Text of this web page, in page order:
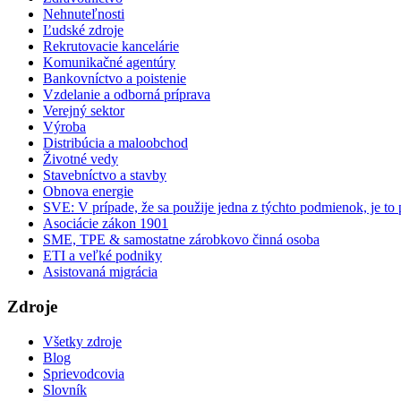
Nehnuteľnosti
Ľudské zdroje
Rekrutovacie kancelárie
Komunikačné agentúry
Bankovníctvo a poistenie
Vzdelanie a odborná príprava
Verejný sektor
Výroba
Distribúcia a maloobchod
Životné vedy
Stavebníctvo a stavby
Obnova energie
SVE: V prípade, že sa použije jedna z týchto podmienok, je to
Asociácie zákon 1901
SME, TPE & samostatne zárobkovo činná osoba
ETI a veľké podniky
Asistovaná migrácia
Zdroje
Všetky zdroje
Blog
Sprievodcovia
Slovník